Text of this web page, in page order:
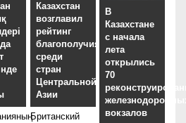
Казахстан
возглавил
рейтинг
благополучия
среди
стран
Центральной
Азии
Британский
В
Казахстане
с начала
лета
открылись
70
вокзалов